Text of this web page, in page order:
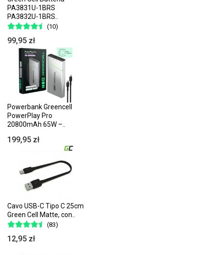
PA3831U-1BRS
PA3832U-1BRS..
(10)
99,95 zł
Powerbank Greencell
PowerPlay Pro
20800mAh 65W –..
199,95 zł
Cavo USB-C Tipo C 25cm
Green Cell Matte, con..
(83)
12,95 zł